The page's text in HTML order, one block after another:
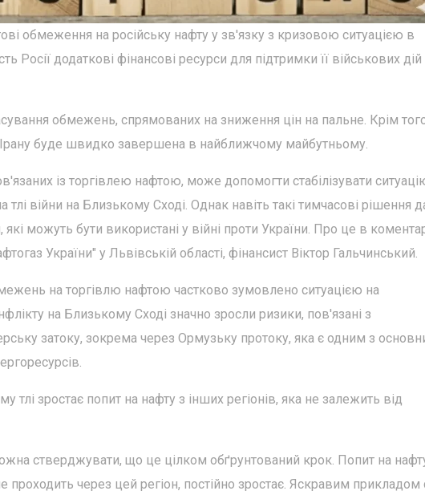
обмеження на російську нафту у зв'язку з кризовою ситуацією в
Росії додаткові фінансові ресурси для підтримки її військових дій
обмежень, спрямованих на зниження цін на пальне. Крім
буде швидко завершена в найближчому майбутньому.
із торгівлею нафтою, може допомогти стабілізувати
війни на Близькому Сході. Однак навіть такі тимчасові рішення
які можуть бути використані у війні проти України. Про це в
України" у Львівській області, фінансист Віктор Гальчинський.
на торгівлю нафтою частково зумовлено ситуацією на
на Близькому Сході значно зросли ризики, пов'язані з
затоку, зокрема через Ормузьку протоку, яка є одним з
тлі зростає попит на нафту з інших регіонів, яка не залежить від
стверджувати, що це цілком обґрунтований крок. Попит на
проходить через цей регіон, постійно зростає. Яскравим прикладом